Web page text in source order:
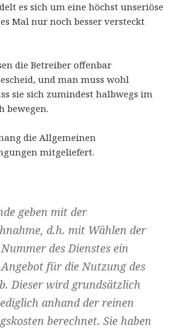
es sich um eine höchst unseriöse
Mal nur noch besser versteckt
die Betreiber offenbar
und man muss wohl
sie sich zumindest halbwegs im
bewegen.
die Allgemeinen
mitgeliefert.
geben mit der
d.h. mit Wählen der
des Dienstes ein
für die Nutzung des
Dieser wird grundsätzlich
anhand der reinen
berechnet. Sie haben